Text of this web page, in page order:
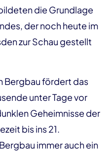
die Grundlage
der noch heute im
zur Schau gestellt
Bergbau fördert das
unter Tage vor
Geheimnisse der
bis ins 21.
immer auch ein